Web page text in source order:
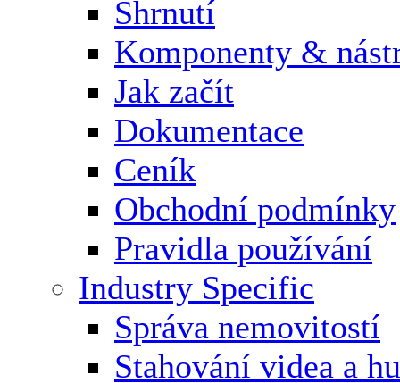
Shrnutí
Komponenty &
Jak začít
Dokumentace
Ceník
Obchodní podmínky
Pravidla používání
Industry Specific
Správa nemovitostí
Stahování videa a